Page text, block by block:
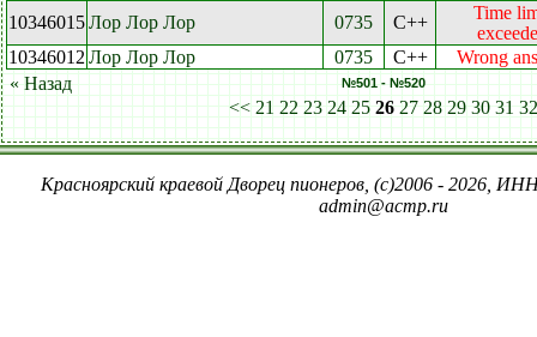
10346015Лор Лор Лор 0735 C++
Time
10346012 Лор Лор Лор 0735 C++
Wrong
« Назад
№501 - №520
<< 21 22 23 24 25 26 27 28 29 30 31 32
Красноярский краевой Дворец пионеров, (c)2006 - 2026,
admin@acmp.ru